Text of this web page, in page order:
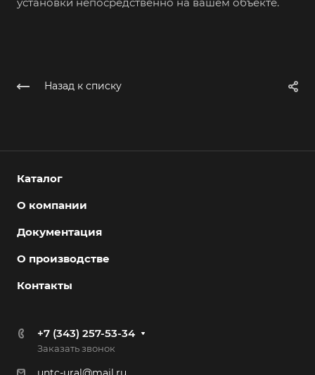
установки непосредственно на вашем объекте.
Назад к списку
Каталог
О компании
Документация
О производстве
Контакты
+7 (343) 257-53-34
Заказать звонок